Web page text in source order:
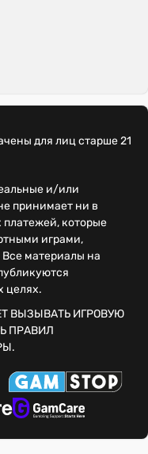
для лиц старше 21
и/или
принимает ни в
которые
играми,
материалы на
целях.
ВЫЗЫВАТЬ ИГРОВУЮ
ПРАВИЛ